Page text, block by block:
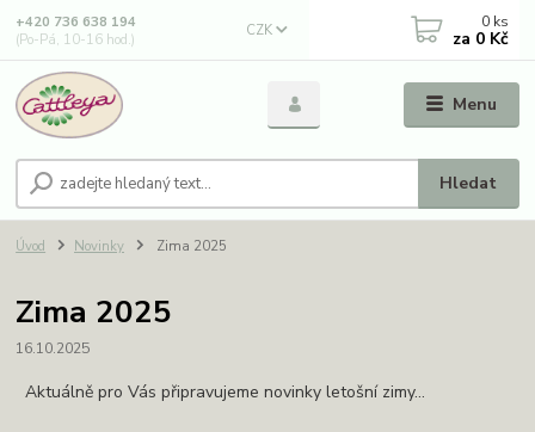
Menu
CZK
Hledat
+420 736 638 194
(Po-Pá, 10-16 hod.)
0 ks
za 0 Kč
Úvod Novinky Zima 2025
Zima 2025
16.10.2025
Aktuálně pro Vás připravujeme novinky letošní zimy...